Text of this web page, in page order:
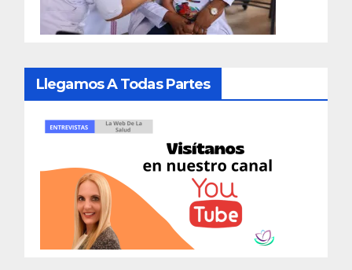
Llegamos A Todas Partes